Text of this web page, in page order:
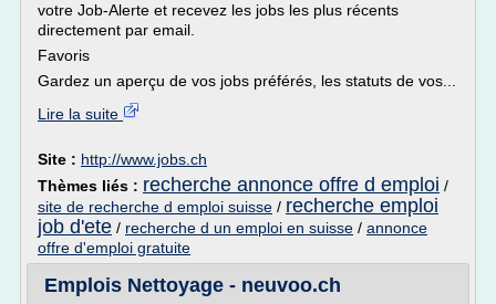
votre Job-Alerte et recevez les jobs les plus récents
directement par email.
Favoris
Gardez un aperçu de vos jobs préférés, les statuts de vos...
Lire la suite
Site : http://www.jobs.ch
Thèmes liés : recherche annonce offre d emploi /
site de recherche d emploi suisse / recherche emploi
job d'ete / recherche d un emploi en suisse / annonce
offre d'emploi gratuite
Emplois Nettoyage - neuvoo.ch